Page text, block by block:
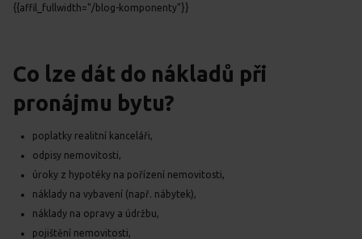
{{affil_fullwidth="/blog-komponenty"}}
Co lze dát do nákladů při
pronájmu bytu?
poplatky realitní kanceláři,
odpisy nemovitosti,
úroky z hypotéky na pořízení nemovitosti,
náklady na vybavení (např. nábytek),
náklady na opravy a údržbu,
pojištění nemovitosti,